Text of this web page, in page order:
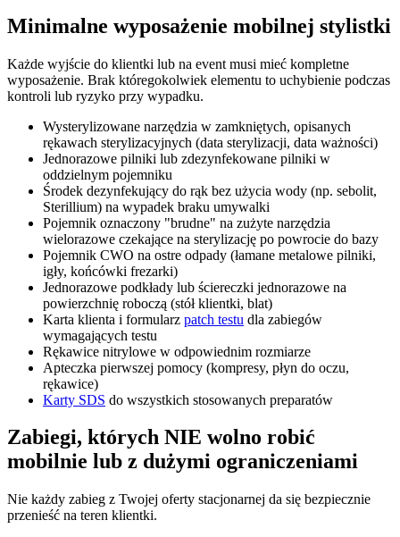
Minimalne wyposażenie mobilnej stylistki
Każde wyjście do klientki lub na event musi mieć kompletne
wyposażenie. Brak któregokolwiek elementu to uchybienie podczas
kontroli lub ryzyko przy wypadku.
Wysterylizowane narzędzia w zamkniętych, opisanych
rękawach sterylizacyjnych (data sterylizacji, data ważności)
Jednorazowe pilniki lub zdezynfekowane pilniki w
oddzielnym pojemniku
Środek dezynfekujący do rąk bez użycia wody (np. sebolit,
Sterillium) na wypadek braku umywalki
Pojemnik oznaczony "brudne" na zużyte narzędzia
wielorazowe czekające na sterylizację po powrocie do bazy
Pojemnik CWO na ostre odpady (łamane metalowe pilniki,
igły, końcówki frezarki)
Jednorazowe podkłady lub ściereczki jednorazowe na
powierzchnię roboczą (stół klientki, blat)
Karta klienta i formularz patch testu dla zabiegów
wymagających testu
Rękawice nitrylowe w odpowiednim rozmiarze
Apteczka pierwszej pomocy (kompresy, płyn do oczu,
rękawice)
Karty SDS do wszystkich stosowanych preparatów
Zabiegi, których NIE wolno robić
mobilnie lub z dużymi ograniczeniami
Nie każdy zabieg z Twojej oferty stacjonarnej da się bezpiecznie
przenieść na teren klientki.